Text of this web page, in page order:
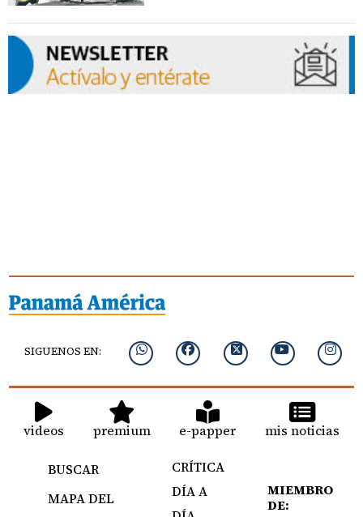
SIGUENOS EN:
videos premium e-papper mis noticias
BUSCAR
MAPA DEL
CRÍTICA
DÍA A
MIEMBRO
DE: